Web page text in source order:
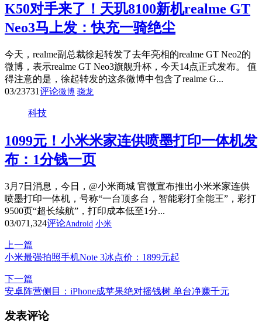
K50对手来了！天玑8100新机realme GT
Neo3马上发：快充一骑绝尘
今天，realme副总裁徐起转发了去年亮相的realme GT Neo2的
微博，表示realme GT Neo3旗舰升杯，今天14点正式发布。 值
得注意的是，徐起转发的这条微博中包含了realme G...
03/23731评论微博 骁龙
科技
1099元！小米米家连供喷墨打印一体机发
布：1分钱一页
3月7日消息，今日，@小米商城 官微宣布推出小米米家连供
喷墨打印一体机，号称“一台顶多台，智能彩打全能王”，彩打
9500页“超长续航”，打印成本低至1分...
03/071,324评论Android 小米
上一篇
小米最强拍照手机Note 3冰点价：1899元起
下一篇
安卓阵营侧目：iPhone成苹果绝对摇钱树 单台净赚千元
发表评论